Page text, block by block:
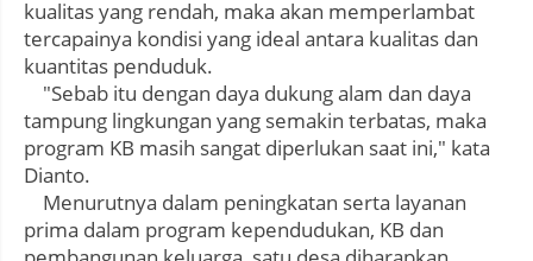
kualitas yang rendah, maka akan memperlambat
tercapainya kondisi yang ideal antara kualitas dan
kuantitas penduduk.
"Sebab itu dengan daya dukung alam dan daya
tampung lingkungan yang semakin terbatas, maka
program KB masih sangat diperlukan saat ini," kata
Dianto.
Menurutnya dalam peningkatan serta layanan
prima dalam program kependudukan, KB dan